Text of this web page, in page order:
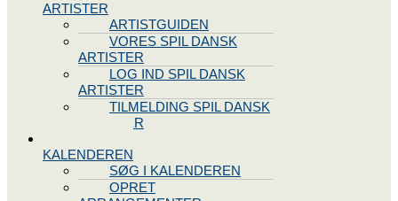
ARTISTER
ARTISTGUIDEN
VORES SPIL DANSK
ARTISTER
LOG IND SPIL DANSK
ARTISTER
TILMELDING SPIL DANSK
ARTISTER
KALENDEREN
SØG I KALENDEREN
OPRET